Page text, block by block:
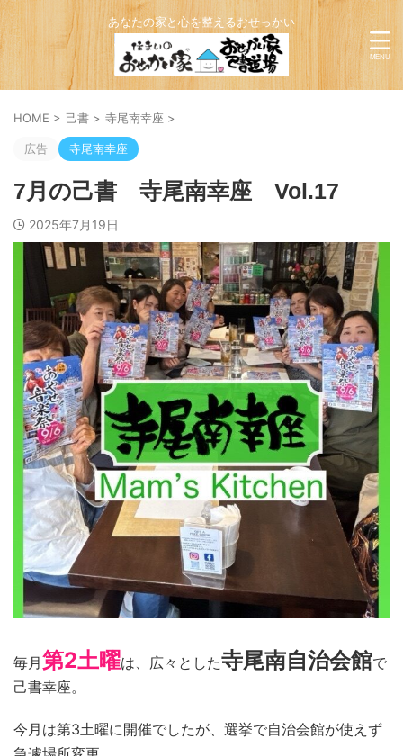
あなたの家と心を整えるおせっかい
HOME > 己書 > 寺尾南幸座 >
広告 寺尾南幸座
7月の己書 寺尾南幸座 Vol.17
2025年7月19日
毎月第2土曜は、広々とした寺尾南自治会館で
己書幸座。
今月は第3土曜に開催でしたが、選挙で自治会館が使えず